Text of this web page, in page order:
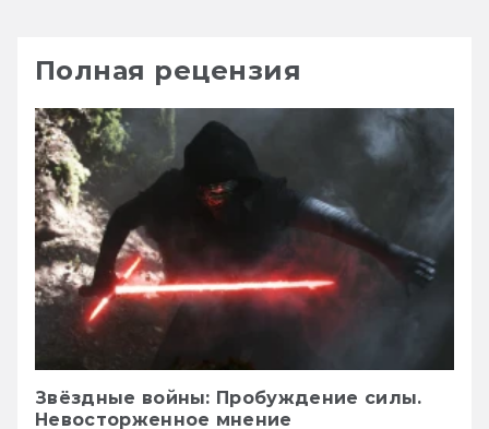
Полная рецензия
Звёздные войны: Пробуждение силы.
Невосторженное мнение